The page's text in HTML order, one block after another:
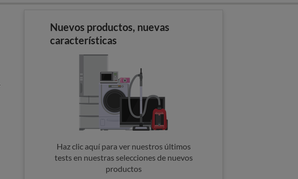
Nuevos productos, nuevas
características
Haz clic aquí para ver nuestros últimos
tests en nuestras selecciones de nuevos
productos